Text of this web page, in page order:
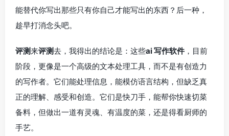
能替代你写出那些只有你自己才能写出的东西？后一种，
趁早打消念头吧。
评测来评测去，我得出的结论是：这些ai 写作软件，目前
阶段，更像是一个高级的文本处理工具，而不是有创造力
的写作者。它们能处理信息，能模仿语言结构，但缺乏真
正的理解、感受和创造。它们是快刀手，能帮你快速切菜
备料，但做出一道有灵魂、有温度的菜，还是得看厨师的
手艺。